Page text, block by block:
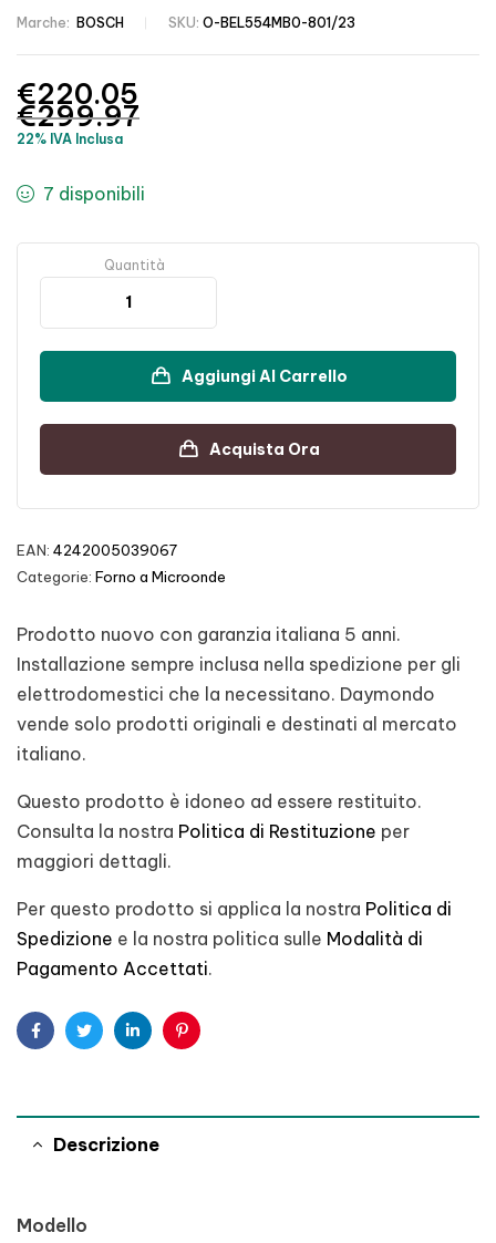
Marche: BOSCH SKU: O-BEL554MB0-801/23
€299.97
€220.05
22% IVA Inclusa
7 disponibili
Quantità
Aggiungi Al Carrello
Acquista Ora
EAN: 4242005039067
Categorie: Forno a Microonde
Prodotto nuovo con garanzia italiana 5 anni.
Installazione sempre inclusa nella spedizione per gli
elettrodomestici che la necessitano. Daymondo
vende solo prodotti originali e destinati al mercato
italiano.
Questo prodotto è idoneo ad essere restituito.
Consulta la nostra Politica di Restituzione per
maggiori dettagli.
Per questo prodotto si applica la nostra Politica di
Spedizione e la nostra politica sulle Modalità di
Pagamento Accettati.
FacebookTwitterLinkedinPinterest
Descrizione
Modello